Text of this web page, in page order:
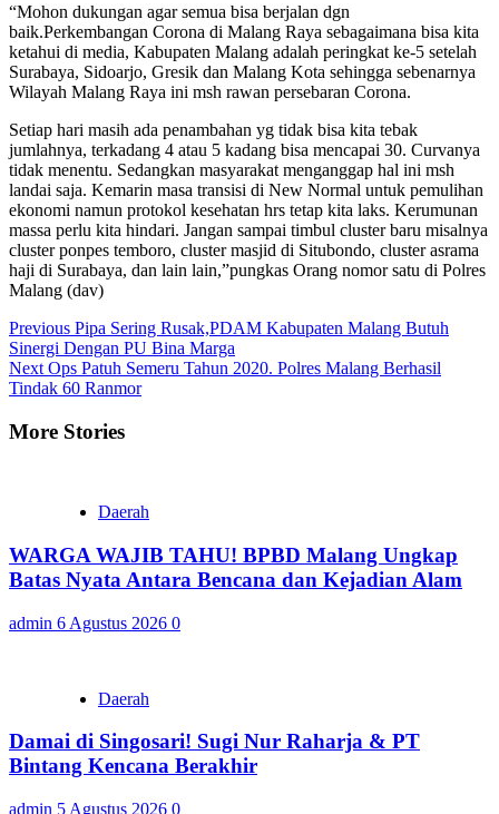
“Mohon dukungan agar semua bisa berjalan dgn
baik.Perkembangan Corona di Malang Raya sebagaimana bisa kita
ketahui di media, Kabupaten Malang adalah peringkat ke-5 setelah
Surabaya, Sidoarjo, Gresik dan Malang Kota sehingga sebenarnya
Wilayah Malang Raya ini msh rawan persebaran Corona.
Setiap hari masih ada penambahan yg tidak bisa kita tebak
jumlahnya, terkadang 4 atau 5 kadang bisa mencapai 30. Curvanya
tidak menentu. Sedangkan masyarakat menganggap hal ini msh
landai saja. Kemarin masa transisi di New Normal untuk pemulihan
ekonomi namun protokol kesehatan hrs tetap kita laks. Kerumunan
massa perlu kita hindari. Jangan sampai timbul cluster baru misalnya
cluster ponpes temboro, cluster masjid di Situbondo, cluster asrama
haji di Surabaya, dan lain lain,”pungkas Orang nomor satu di Polres
Malang (dav)
Continue
Reading
Previous Pipa Sering Rusak,PDAM Kabupaten Malang Butuh
Sinergi Dengan PU Bina Marga
Next Ops Patuh Semeru Tahun 2020. Polres Malang Berhasil
Tindak 60 Ranmor
More Stories
Daerah
WARGA WAJIB TAHU! BPBD Malang Ungkap
Batas Nyata Antara Bencana dan Kejadian Alam
admin 6 Agustus 2026 0
Daerah
Damai di Singosari! Sugi Nur Raharja & PT
Bintang Kencana Berakhir
admin 5 Agustus 2026 0